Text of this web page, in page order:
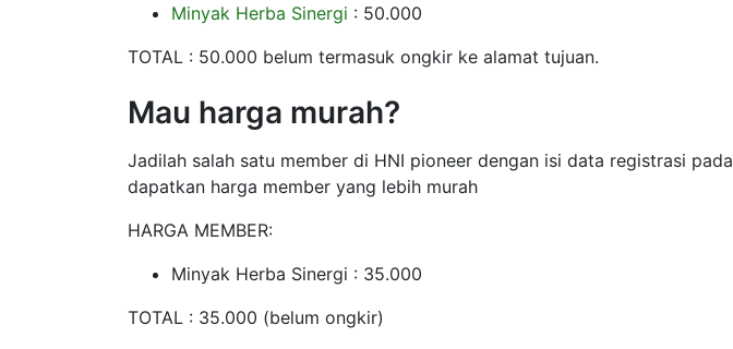
Minyak Herba Sinergi : 50.000
TOTAL : 50.000 belum termasuk ongkir ke alamat tujuan.
Mau harga murah?
Jadilah salah satu member di HNI pioneer dengan isi data registrasi pada
dapatkan harga member yang lebih murah
HARGA MEMBER:
Minyak Herba Sinergi : 35.000
TOTAL : 35.000 (belum ongkir)